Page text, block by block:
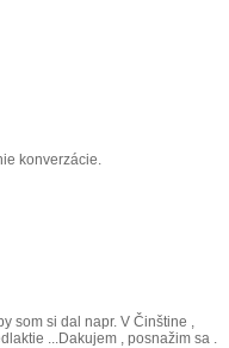
konverzácie.
som si dal napr. V Činštine ,
...Dakujem , posnažim sa .